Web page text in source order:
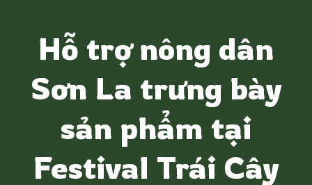
Hỗ trợ nông dân
Sơn La trưng bày
sản phẩm tại
Festival Trái Cây